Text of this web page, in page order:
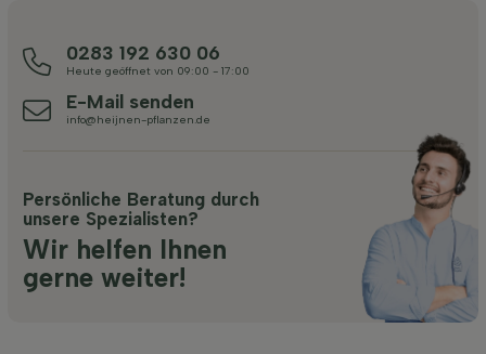
0283 192 630 06
Heute geöffnet von 09:00 - 17:00
E-Mail senden
info@heijnen-pflanzen.de
Persönliche Beratung durch
unsere Spezialisten?
Wir helfen Ihnen
gerne weiter!